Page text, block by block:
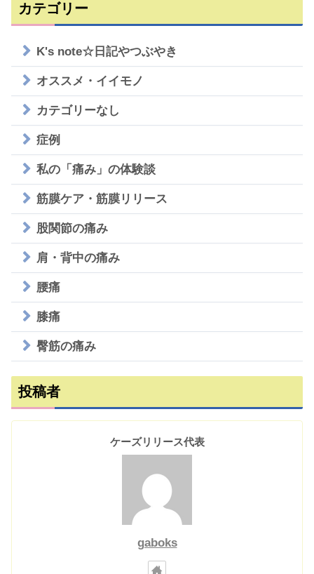
カテゴリー
K's note☆日記やつぶやき
オススメ・イイモノ
カテゴリーなし
症例
私の「痛み」の体験談
筋膜ケア・筋膜リリース
股関節の痛み
肩・背中の痛み
腰痛
膝痛
臀筋の痛み
投稿者
ケーズリリース代表
gaboks